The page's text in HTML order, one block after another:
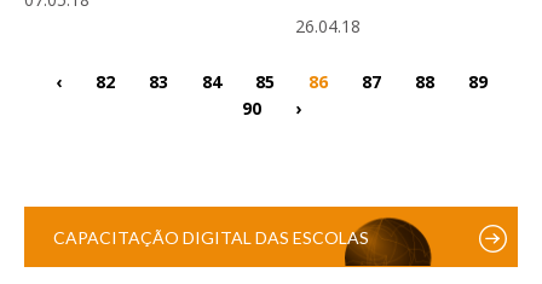
26.04.18
‹ 82 83 84 85 86 87 88
89
90
›
CAPACITAÇÃO DIGITAL DAS ESCOLAS